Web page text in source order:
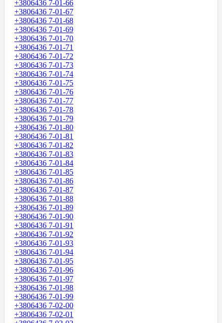
+3806436 7-01-66
+3806436 7-01-67
+3806436 7-01-68
+3806436 7-01-69
+3806436 7-01-70
+3806436 7-01-71
+3806436 7-01-72
+3806436 7-01-73
+3806436 7-01-74
+3806436 7-01-75
+3806436 7-01-76
+3806436 7-01-77
+3806436 7-01-78
+3806436 7-01-79
+3806436 7-01-80
+3806436 7-01-81
+3806436 7-01-82
+3806436 7-01-83
+3806436 7-01-84
+3806436 7-01-85
+3806436 7-01-86
+3806436 7-01-87
+3806436 7-01-88
+3806436 7-01-89
+3806436 7-01-90
+3806436 7-01-91
+3806436 7-01-92
+3806436 7-01-93
+3806436 7-01-94
+3806436 7-01-95
+3806436 7-01-96
+3806436 7-01-97
+3806436 7-01-98
+3806436 7-01-99
+3806436 7-02-00
+3806436 7-02-01